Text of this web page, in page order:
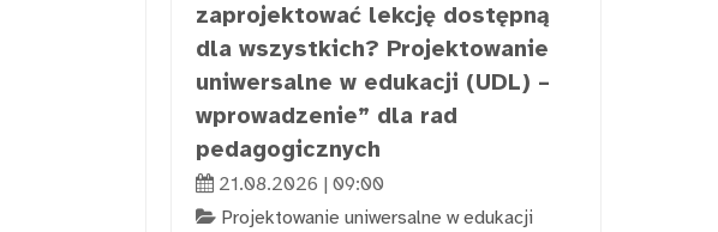
zaprojektować lekcję dostępną
dla wszystkich? Projektowanie
uniwersalne w edukacji (UDL) –
wprowadzenie” dla rad
pedagogicznych
21.08.2026 | 09:00
Projektowanie uniwersalne w edukacji